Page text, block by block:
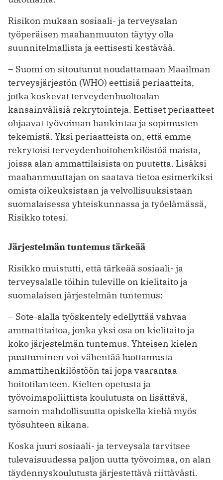
Risikon mukaan sosiaali- ja terveysalan
työperäisen maahanmuuton täytyy olla
suunnitelmallista ja eettisesti kestävää.
– Suomi on sitoutunut noudattamaan Maailman
terveysjärjestön (WHO) eettisiä periaatteita,
jotka koskevat terveydenhuoltoalan
kansainvälisiä rekrytointeja. Eettiset periaatteet
ohjaavat työvoiman hankintaa ja sopimusten
tekemistä. Yksi periaatteista on, että emme
rekrytoisi terveydenhoitohenkilöstöä maista,
joissa alan ammattilaisista on puutetta. Lisäksi
maahanmuuttajan on saatava tietoa esimerkiksi
omista oikeuksistaan ja velvollisuuksistaan
suomalaisessa yhteiskunnassa ja työelämässä,
Risikko totesi.
Järjestelmän tuntemus tärkeää
Risikko muistutti, että tärkeää sosiaali- ja
terveysalalle töihin tuleville on kielitaito ja
suomalaisen järjestelmän tuntemus:
– Sote-alalla työskentely edellyttää vahvaa
ammattitaitoa, jonka yksi osa on kielitaito ja
koko järjestelmän tuntemus. Yhteisen kielen
puuttuminen voi vähentää luottamusta
ammattihenkilöstöön tai jopa vaarantaa
hoitotilanteen. Kielten opetusta ja
työvoimapoliittista koulutusta on lisättävä,
samoin mahdollisuutta opiskella kieliä myös
työsuhteen aikana.
Koska juuri sosiaali- ja terveysala tarvitsee
tulevaisuudessa paljon uutta työvoimaa, on alan
täydennyskoulutusta järjestettävä riittävästi.